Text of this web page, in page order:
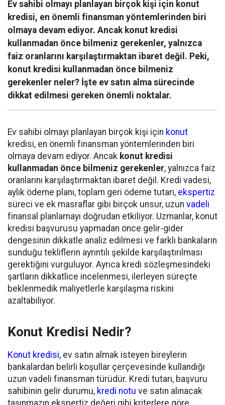
Ev sahibi olmayı planlayan birçok kişi için konut
kredisi, en önemli finansman yöntemlerinden biri
olmaya devam ediyor. Ancak konut kredisi
kullanmadan önce bilmeniz gerekenler, yalnızca
faiz oranlarını karşılaştırmaktan ibaret değil. Peki,
konut kredisi kullanmadan önce bilmeniz
gerekenler neler? İşte ev satın alma sürecinde
dikkat edilmesi gereken önemli noktalar.
Ev sahibi olmayı planlayan birçok kişi için konut
kredisi, en önemli finansman yöntemlerinden biri
olmaya devam ediyor. Ancak konut kredisi
kullanmadan önce bilmeniz gerekenler, yalnızca faiz
oranlarını karşılaştırmaktan ibaret değil. Kredi vadesi,
aylık ödeme planı, toplam geri ödeme tutarı, ekspertiz
süreci ve ek masraflar gibi birçok unsur, uzun vadeli
finansal planlamayı doğrudan etkiliyor. Uzmanlar, konut
kredisi başvurusu yapmadan önce gelir-gider
dengesinin dikkatle analiz edilmesi ve farklı bankaların
sunduğu tekliflerin ayrıntılı şekilde karşılaştırılması
gerektiğini vurguluyor. Ayrıca kredi sözleşmesindeki
şartların dikkatlice incelenmesi, ilerleyen süreçte
beklenmedik maliyetlerle karşılaşma riskini
azaltabiliyor.
Konut Kredisi Nedir?
Konut kredisi, ev satın almak isteyen bireylerin
bankalardan belirli koşullar çerçevesinde kullandığı
uzun vadeli finansman türüdür. Kredi tutarı, başvuru
sahibinin gelir durumu, kredi notu ve satın alınacak
taşınmazın ekspertiz değeri gibi kriterlere göre